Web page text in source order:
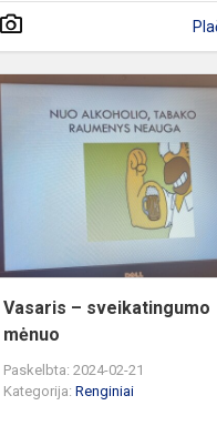
Vasaris – sveikatingumo
mėnuo
Paskelbta: 2024-02-21
Kategorija:Renginiai